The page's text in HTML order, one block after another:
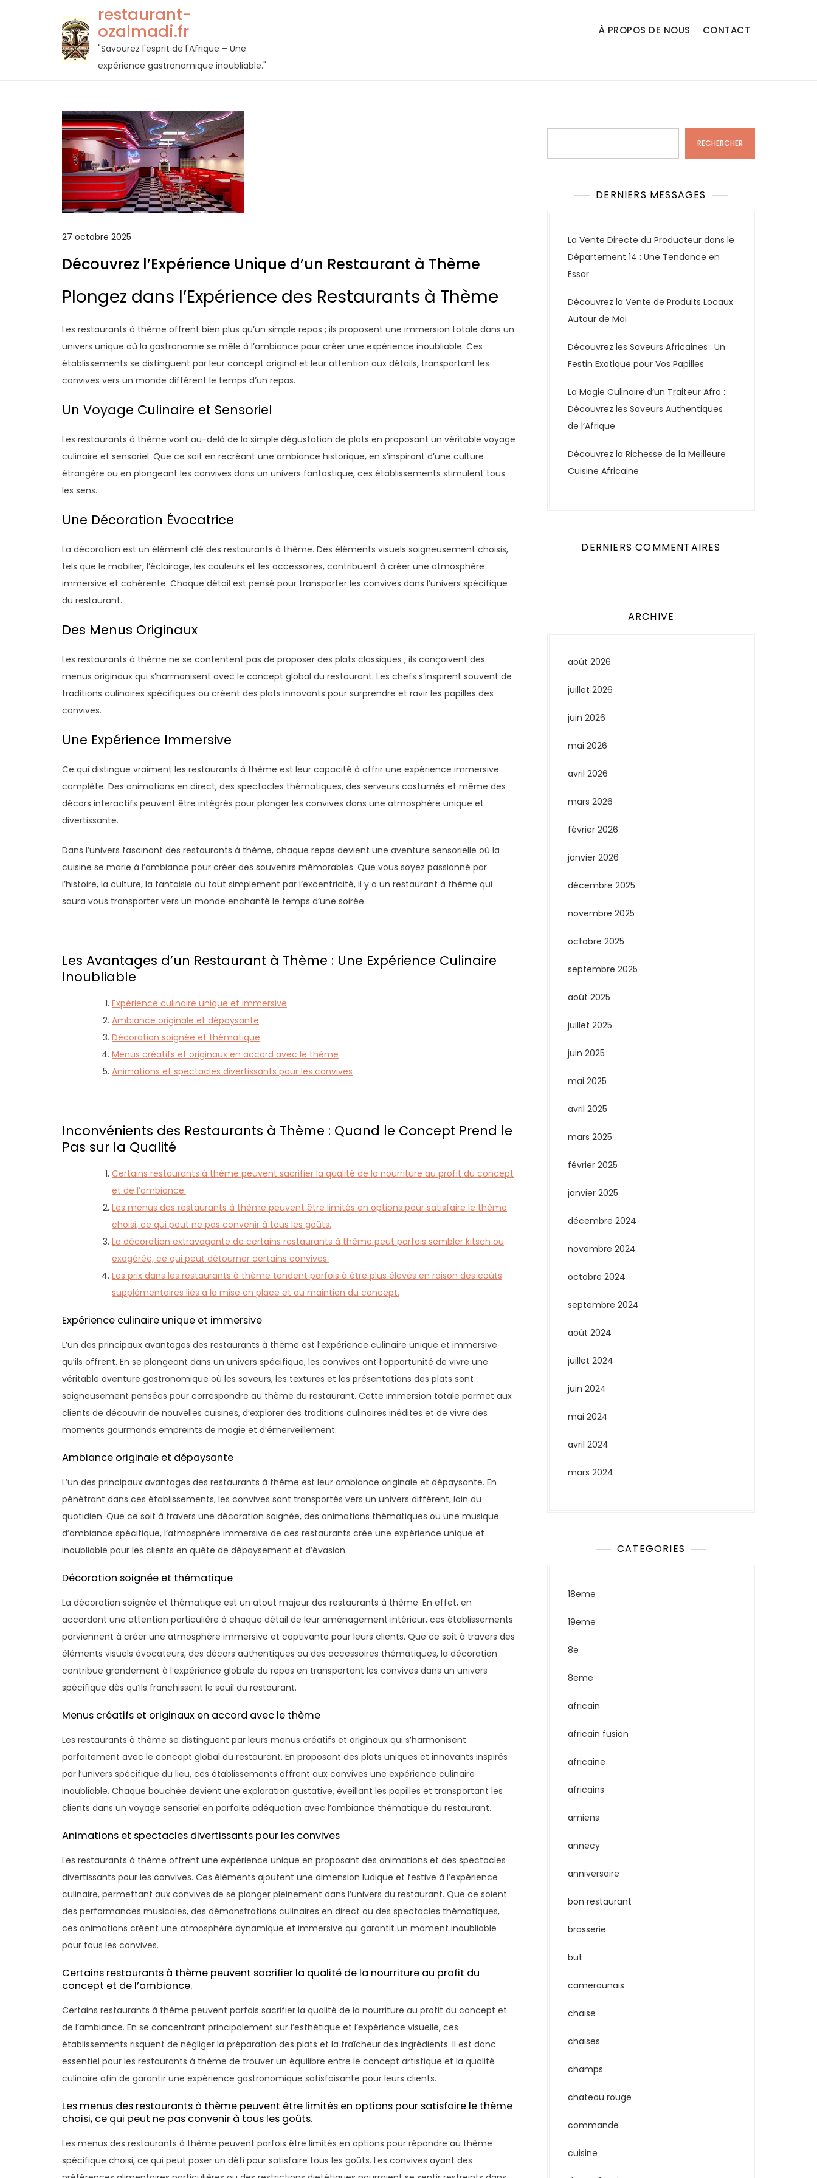
restaurant-
ozalmadi.fr
"Savourez l'esprit de l'Afrique – Une
expérience gastronomique inoubliable."
À PROPOS DE NOUS CONTACT
27 octobre 2025
Découvrez l’Expérience Unique d’un Restaurant à Thème
Plongez dans l’Expérience des Restaurants à Thème
Les restaurants à thème offrent bien plus qu’un simple repas ; ils proposent une immersion totale dans un
univers unique où la gastronomie se mêle à l’ambiance pour créer une expérience inoubliable. Ces
établissements se distinguent par leur concept original et leur attention aux détails, transportant les
convives vers un monde différent le temps d’un repas.
Un Voyage Culinaire et Sensoriel
Les restaurants à thème vont au-delà de la simple dégustation de plats en proposant un véritable voyage
culinaire et sensoriel. Que ce soit en recréant une ambiance historique, en s’inspirant d’une culture
étrangère ou en plongeant les convives dans un univers fantastique, ces établissements stimulent tous
les sens.
Une Décoration Évocatrice
La décoration est un élément clé des restaurants à thème. Des éléments visuels soigneusement choisis,
tels que le mobilier, l’éclairage, les couleurs et les accessoires, contribuent à créer une atmosphère
immersive et cohérente. Chaque détail est pensé pour transporter les convives dans l’univers spécifique
du restaurant.
Des Menus Originaux
Les restaurants à thème ne se contentent pas de proposer des plats classiques ; ils conçoivent des
menus originaux qui s’harmonisent avec le concept global du restaurant. Les chefs s’inspirent souvent de
traditions culinaires spécifiques ou créent des plats innovants pour surprendre et ravir les papilles des
convives.
Une Expérience Immersive
Ce qui distingue vraiment les restaurants à thème est leur capacité à offrir une expérience immersive
complète. Des animations en direct, des spectacles thématiques, des serveurs costumés et même des
décors interactifs peuvent être intégrés pour plonger les convives dans une atmosphère unique et
divertissante.
Dans l’univers fascinant des restaurants à thème, chaque repas devient une aventure sensorielle où la
cuisine se marie à l’ambiance pour créer des souvenirs mémorables. Que vous soyez passionné par
l’histoire, la culture, la fantaisie ou tout simplement par l’excentricité, il y a un restaurant à thème qui
saura vous transporter vers un monde enchanté le temps d’une soirée.
Les Avantages d’un Restaurant à Thème : Une Expérience Culinaire
Inoubliable
Expérience culinaire unique et immersive
Ambiance originale et dépaysante
Décoration soignée et thématique
Menus créatifs et originaux en accord avec le thème
Animations et spectacles divertissants pour les convives
Inconvénients des Restaurants à Thème : Quand le Concept Prend le
Pas sur la Qualité
Certains restaurants à thème peuvent sacrifier la qualité de la nourriture au profit du concept
et de l’ambiance.
Les menus des restaurants à thème peuvent être limités en options pour satisfaire le thème
choisi, ce qui peut ne pas convenir à tous les goûts.
La décoration extravagante de certains restaurants à thème peut parfois sembler kitsch ou
exagérée, ce qui peut détourner certains convives.
Les prix dans les restaurants à thème tendent parfois à être plus élevés en raison des coûts
supplémentaires liés à la mise en place et au maintien du concept.
Expérience culinaire unique et immersive
L’un des principaux avantages des restaurants à thème est l’expérience culinaire unique et immersive
qu’ils offrent. En se plongeant dans un univers spécifique, les convives ont l’opportunité de vivre une
véritable aventure gastronomique où les saveurs, les textures et les présentations des plats sont
soigneusement pensées pour correspondre au thème du restaurant. Cette immersion totale permet aux
clients de découvrir de nouvelles cuisines, d’explorer des traditions culinaires inédites et de vivre des
moments gourmands empreints de magie et d’émerveillement.
Ambiance originale et dépaysante
L’un des principaux avantages des restaurants à thème est leur ambiance originale et dépaysante. En
pénétrant dans ces établissements, les convives sont transportés vers un univers différent, loin du
quotidien. Que ce soit à travers une décoration soignée, des animations thématiques ou une musique
d’ambiance spécifique, l’atmosphère immersive de ces restaurants crée une expérience unique et
inoubliable pour les clients en quête de dépaysement et d’évasion.
Décoration soignée et thématique
La décoration soignée et thématique est un atout majeur des restaurants à thème. En effet, en
accordant une attention particulière à chaque détail de leur aménagement intérieur, ces établissements
parviennent à créer une atmosphère immersive et captivante pour leurs clients. Que ce soit à travers des
éléments visuels évocateurs, des décors authentiques ou des accessoires thématiques, la décoration
contribue grandement à l’expérience globale du repas en transportant les convives dans un univers
spécifique dès qu’ils franchissent le seuil du restaurant.
Menus créatifs et originaux en accord avec le thème
Les restaurants à thème se distinguent par leurs menus créatifs et originaux qui s’harmonisent
parfaitement avec le concept global du restaurant. En proposant des plats uniques et innovants inspirés
par l’univers spécifique du lieu, ces établissements offrent aux convives une expérience culinaire
inoubliable. Chaque bouchée devient une exploration gustative, éveillant les papilles et transportant les
clients dans un voyage sensoriel en parfaite adéquation avec l’ambiance thématique du restaurant.
Animations et spectacles divertissants pour les convives
Les restaurants à thème offrent une expérience unique en proposant des animations et des spectacles
divertissants pour les convives. Ces éléments ajoutent une dimension ludique et festive à l’expérience
culinaire, permettant aux convives de se plonger pleinement dans l’univers du restaurant. Que ce soient
des performances musicales, des démonstrations culinaires en direct ou des spectacles thématiques,
ces animations créent une atmosphère dynamique et immersive qui garantit un moment inoubliable
pour tous les convives.
Certains restaurants à thème peuvent sacrifier la qualité de la nourriture au profit du
concept et de l’ambiance.
Certains restaurants à thème peuvent parfois sacrifier la qualité de la nourriture au profit du concept et
de l’ambiance. En se concentrant principalement sur l’esthétique et l’expérience visuelle, ces
établissements risquent de négliger la préparation des plats et la fraîcheur des ingrédients. Il est donc
essentiel pour les restaurants à thème de trouver un équilibre entre le concept artistique et la qualité
culinaire afin de garantir une expérience gastronomique satisfaisante pour leurs clients.
Les menus des restaurants à thème peuvent être limités en options pour satisfaire le thème
choisi, ce qui peut ne pas convenir à tous les goûts.
Les menus des restaurants à thème peuvent parfois être limités en options pour répondre au thème
spécifique choisi, ce qui peut poser un défi pour satisfaire tous les goûts. Les convives ayant des
RECHERCHER
DERNIERS MESSAGES
La Vente Directe du Producteur dans le
Département 14 : Une Tendance en
Essor
Découvrez la Vente de Produits Locaux
Autour de Moi
Découvrez les Saveurs Africaines : Un
Festin Exotique pour Vos Papilles
La Magie Culinaire d’un Traiteur Afro :
Découvrez les Saveurs Authentiques
de l’Afrique
Découvrez la Richesse de la Meilleure
Cuisine Africaine
DERNIERS COMMENTAIRES
ARCHIVE
août 2026
juillet 2026
juin 2026
mai 2026
avril 2026
mars 2026
février 2026
janvier 2026
décembre 2025
novembre 2025
octobre 2025
septembre 2025
août 2025
juillet 2025
juin 2025
mai 2025
avril 2025
mars 2025
février 2025
janvier 2025
décembre 2024
novembre 2024
octobre 2024
septembre 2024
août 2024
juillet 2024
juin 2024
mai 2024
avril 2024
mars 2024
CATEGORIES
18eme
19eme
8e
8eme
africain
africain fusion
africaine
africains
amiens
annecy
anniversaire
bon restaurant
brasserie
but
camerounais
chaise
chaises
champs
chateau rouge
commande
cuisine